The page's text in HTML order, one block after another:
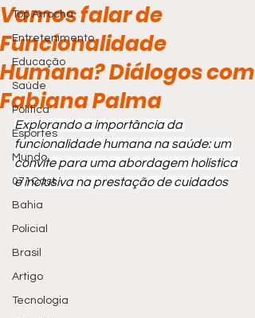
Top Arrocha
Entretenimento
Educação
Saúde
Política
Esportes
Mundo
071Cast
Bahia
Policial
Brasil
Artigo
Tecnologia
Vamos falar de
Funcionalidade
Humana? Diálogos com
Fabiana Palma
Explorando a importância da
funcionalidade humana na saúde: um
convite para uma abordagem holística
e inclusiva na prestação de cuidados